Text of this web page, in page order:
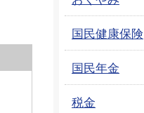
国民健康保険
国民年金
税金